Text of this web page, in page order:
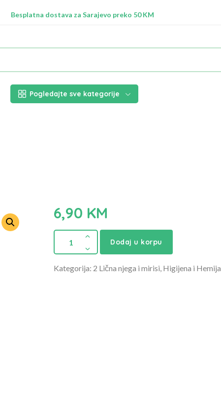
Besplatna dostava za Sarajevo preko 50 KM
Pogledajte sve kategorije
6,90 KM
Dodaj u korpu
Kategorija: 2 Lična njega i mirisi, Higijena i Hemija